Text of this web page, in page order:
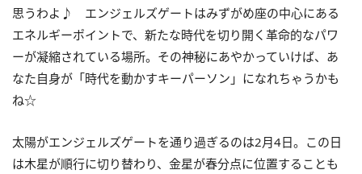
思うわよ♪ エンジェルズゲートはみずがめ座の中心にある
エネルギーポイントで、新たな時代を切り開く革命的なパワ
ーが凝縮されている場所。その神秘にあやかっていけば、あ
なた自身が「時代を動かすキーパーソン」になれちゃうかも
ね☆
太陽がエンジェルズゲートを通り過ぎるのは2月4日。この日
は木星が順行に切り替わり、金星が春分点に位置することも